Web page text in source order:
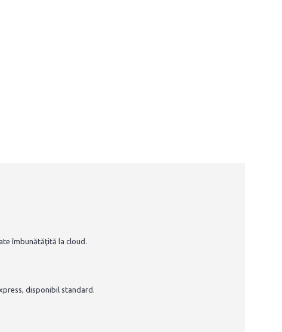
îmbunătăţită la cloud.
disponibil standard.